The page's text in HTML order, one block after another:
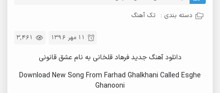
دسته بندی : تک آهنگ
3,461 11 مهر 1396
دانلود آهنگ جدید فرهاد قلخانی به نام عشق قانونی
Download New Song From Farhad Ghalkhani Called Esghe
Ghanooni